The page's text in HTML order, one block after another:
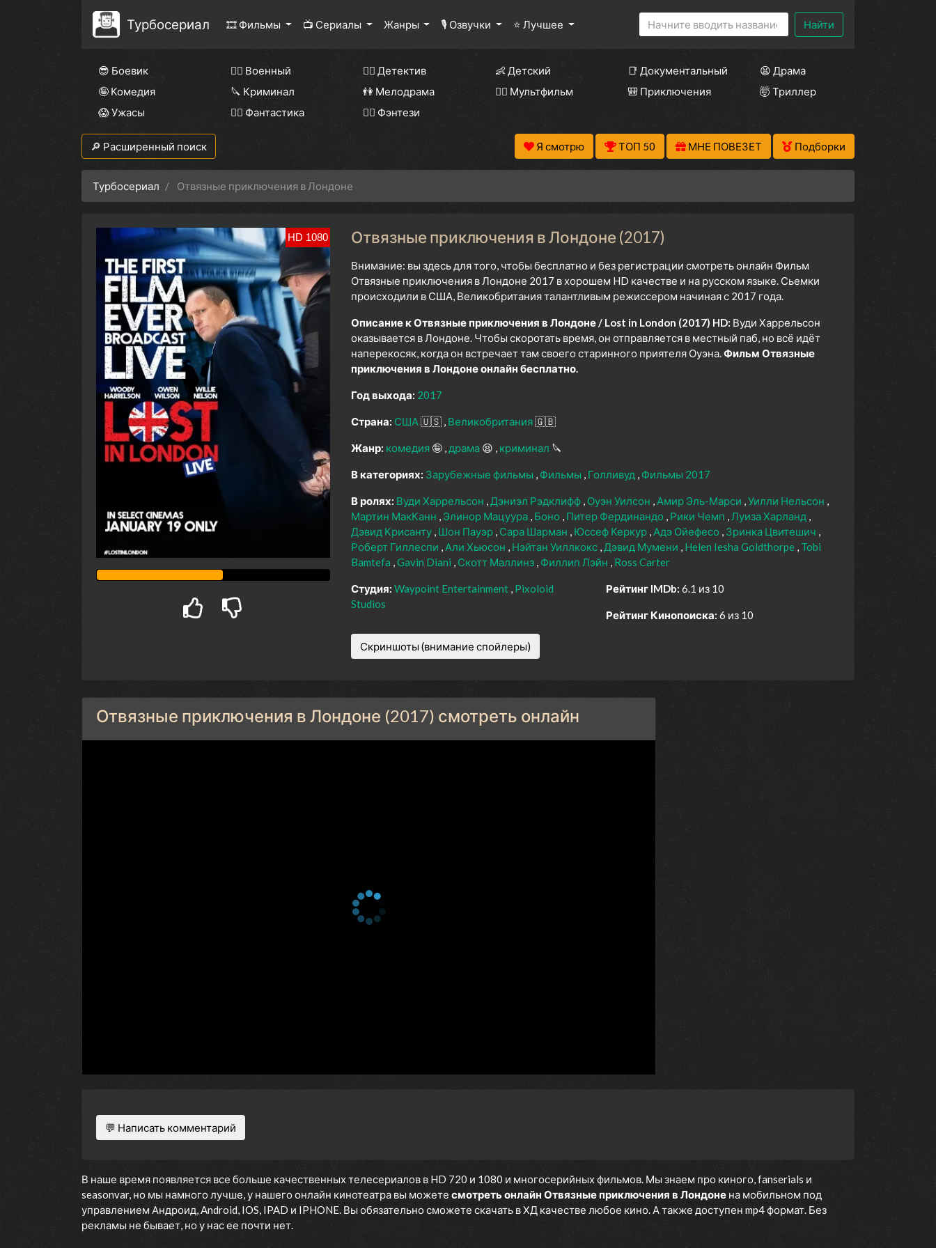
Турбосериал 🎞 Фильмы 📺 Сериалы Жанры 🎙 Озвучки ⭐ Лучшее Найти
😎 Боевик 👨‍✈️ Военный 🕵️‍♂️ Детектив 👶 Детский 📑 Документальный
😫 Драма
🤪 Комедия
🔪 Криминал 👫 Мелодрама 🧚‍♀️ Мультфильм 🎒 Приключения
🤯 Триллер
😱 Ужасы
🧙‍♀️ Фантастика 🧝‍♂️ Фэнтези
🔎 Расширенный поиск Я смотрю ТОП 50 МНЕ ПОВЕЗЕТ Подборки
Турбосериал Отвязные приключения в Лондоне
HD 1080 Отвязные приключения в Лондоне (2017)
Внимание: вы здесь для того, чтобы бесплатно и без регистрации смотреть онлайн Фильм
Отвязные приключения в Лондоне 2017 в хорошем HD качестве и на русском языке. Сьемки
происходили в США, Великобритания талантливым режиссером начиная с 2017 года.
Описание к Отвязные приключения в Лондоне / Lost in London (2017) HD: Вуди Харрельсон
оказывается в Лондоне. Чтобы скоротать время, он отправляется в местный паб, но всё идёт
наперекосяк, когда он встречает там своего старинного приятеля Оуэна.Фильм Отвязные
приключения в Лондоне онлайн бесплатно.
Год выхода: 2017
Страна: США🇺🇸 Великобритания🇬🇧
Жанр: комедия 🤪 драма 😫 криминал 🔪
В категориях: Зарубежные фильмы Фильмы Голливуд Фильмы 2017
В ролях: Вуди Харрельсон Дэниэл Рэдклифф Оуэн Уилсон Амир Эль-Марси Уилли Нельсон
Мартин МакКанн
Элинор Мацуура Боно Питер Фердинандо Рики Чемп
Луиза Харланд
Дэвид Крисанту Шон Пауэр Сара Шарман Юссеф Керкур Адэ Ойефесо
Зринка Цвитешич
Роберт Гиллеспи
Али Хьюсон Нэйтан Уиллкокс Дэвид Мумени Helen Iesha Goldthorpe Tobi
Bamtefa Gavin Diani Скотт Маллинз Филлип Лэйн Ross Carter
Студия: Waypoint Entertainment Pixoloid
Studios
Рейтинг IMDb: 6.1 из 10
Рейтинг Кинопоиска: 6 из 10
Скриншоты (внимание спойлеры)
Отвязные приключения в Лондоне (2017) смотреть онлайн
💬 Написать комментарий
В наше время появляется все больше качественных телесериалов в HD 720 и 1080 и многосерийных фильмов. Мы знаем про киного, fanserials и
seasonvar, но мы намного лучше, у нашего онлайн кинотеатра вы можете смотреть онлайн Отвязные приключения в Лондоне на мобильном под
управлением Андроид, Android, IOS, IPAD и IPHONE. Вы обязательно сможете скачать в ХД качестве любое кино. А также доступен mp4 формат. Без
рекламы не бывает, но у нас ее почти нет.